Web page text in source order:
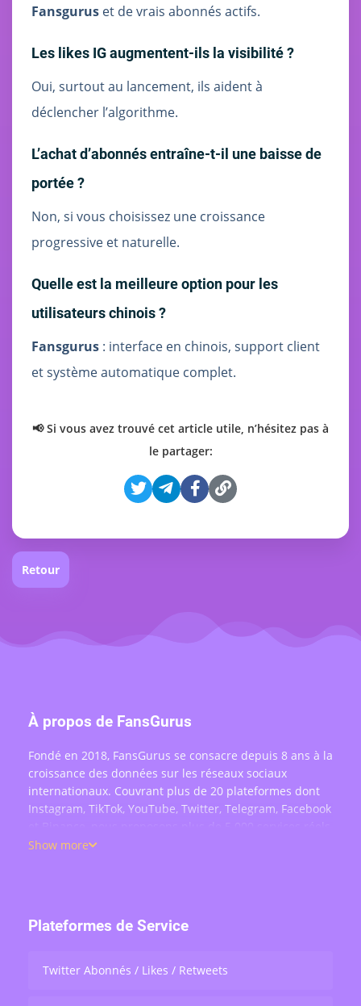
Fansgurus et de vrais abonnés actifs.
Les likes IG augmentent-ils la visibilité ?
Oui, surtout au lancement, ils aident à
déclencher l’algorithme.
L’achat d’abonnés entraîne-t-il une baisse de
portée ?
Non, si vous choisissez une croissance
progressive et naturelle.
Quelle est la meilleure option pour les
utilisateurs chinois ?
Fansgurus : interface en chinois, support client
et système automatique complet.
📢 Si vous avez trouvé cet article utile, n’hésitez pas à
le partager:
Retour
À propos de FansGurus
Fondé en 2018, FansGurus se consacre depuis 8 ans à la
croissance des données sur les réseaux sociaux
internationaux. Couvrant plus de 20 plateformes dont
Instagram, TikTok, YouTube, Twitter, Telegram, Facebook
: achat d'abonnés, likes, commentaires, vues, partages
Show more
Plateformes de Service
Twitter Abonnés / Likes / Retweets